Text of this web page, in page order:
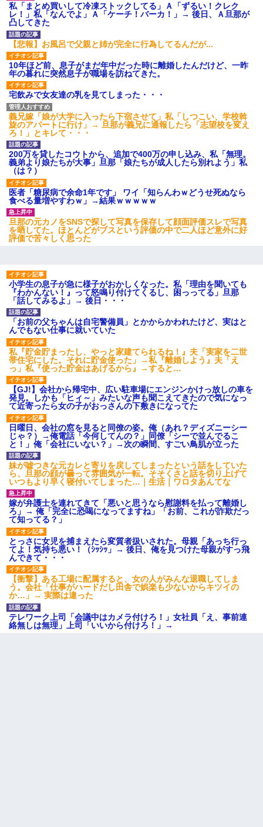
私「まとめ買いして冷凍ストックしてる」Ａ「ずるい！クレク
レ！」私「なんでよ」Ａ「ケーチ！バーカ！」→ 後日、Ａ旦那が
凸してきた
【悲報】お風呂で父親と姉が完全に行為してるんだが...
10年ほど前、息子がまだ年中だった時に離婚したんだけど、一昨
年の暮れに突然息子が職場を訪ねてきた。
宅飲みで女友達の乳を見てしまった・・・
義兄嫁「娘が大学に入ったら下宿させて」私「しつこい、学校斡
旋のアパートに行け」→ 旦那が義兄に通報したら「志望校を変え
ろ！」とキレて・・・
200万を貸したコウトから、追加で400万の申し込み、私「無理。
義弟より娘たちが大事」旦那「娘たちが成人したら別れよう」私
（は？）
医者「糖尿病で余命1年です」 ワイ「知らんわｗどうせ死ぬなら
食べる量増やすわｗ」→結果ｗｗｗｗｗ
旦那の元カノをSNSで探して写真を保存して顔面評価スレで写真
を晒してた。ほとんどがブスという評価の中で二人ほど意外に好
評価で苦々しく思った
小学生の息子が急に様子がおかしくなった。私「理由を聞いても
『わかんない！』って怒鳴り付けてくるし、困っってる」旦那
「話してみるよ」→ 後日・・・
「お前の父ちゃんは自宅警備員」とかからかわれたけど、実はと
んでもない仕事に就いていた
私『貯金貯まったし、やっと家建てられるね！』夫「実家を二世
帯住宅にした。それに貯金使った」→私『離婚しよう』夫「え
っ」私『使った貯金はあげるから』→すると…
【GJ!】会社から帰宅中、広い駐車場にエンジンかけっ放しの車を
発見。しかも「ヒィ～」みたいな声も聞こえてきたので気になっ
て近寄ったら女の子がおっさんの下敷きになってた
日曜日、会社の窓を見ると同僚の姿。俺（あれ？ディズニーシー
じゃ？）→俺電話「今何してんの？」同僚「シーで並んでるこ
と！」俺「会社にいない？」→次の瞬間、すごい鳥肌が立った
妹が嘘つきな元カレと寄りを戻してしまったという話をしていた
ら、旦那の顔が曇って雰囲気が一転。そそくさと話を切り上げて
いつもより早く寝付いてしまった…｜生活｜ワロタあんてな
嫁が弁護士を連れてきて「悪いと思うなら慰謝料を払って離婚し
ろ」→ 俺「完全に恐喝になってますね」「お前、これが詐欺だっ
て知ってる？」
とっさに女児を捕まえたら変質者扱いされた。母親「あっち行っ
てよ！気持ち悪い！（ｼｯｼｯ」→ 後日、俺を見つけた母親がすっ飛
んできて・・・
【衝撃】ある工場に配属すると、女の人がみんな退職してしま
う。会社「仕事がハードだし田舎で娯楽も少ないからキツイの
か…」→ 実際は違った
テレワーク上司「会議中はカメラ付けろ！」女社員「え、事前連
絡無しは無理」上司「いいから付けろ！」→